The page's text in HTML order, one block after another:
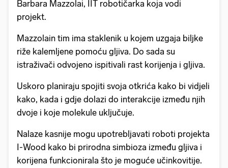
Barbara Mazzolai, IIT robotičarka koja vodi
projekt.
Mazzolain tim ima staklenik u kojem uzgaja biljke
riže kalemljene pomoću gljiva. Do sada su
istraživači odvojeno ispitivali rast korijenja i gljiva.
Uskoro planiraju spojiti svoja otkrića kako bi vidjeli
kako, kada i gdje dolazi do interakcije između njih
dvoje i koje molekule uključuje.
Nalaze kasnije mogu upotrebljavati roboti projekta
I-Wood kako bi prirodna simbioza između gljiva i
korijena funkcionirala što je moguće učinkovitije.